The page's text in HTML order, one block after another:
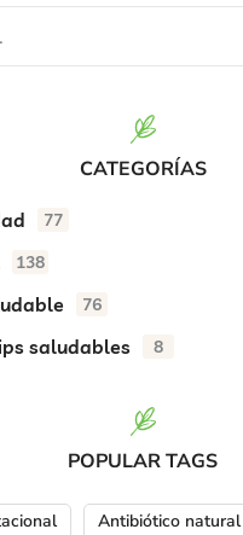
CATEGORÍAS
77
138
76
saludables 8
POPULAR TAGS
Antibiótico natural